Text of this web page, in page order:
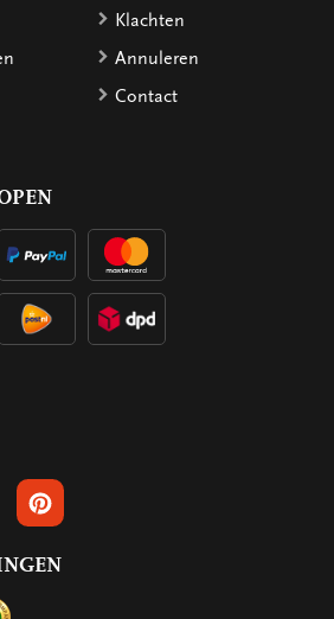
Klachten
Annuleren
Contact
INSTAGRAM
ONS OP LINKEDIN
VOLG ONS OP PINTEREST